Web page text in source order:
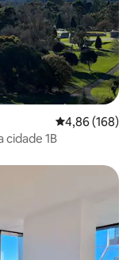
4,86 de uma
4,86 (168)
cidade 1B